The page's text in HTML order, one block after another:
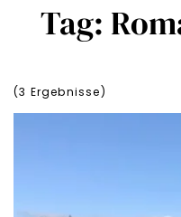
Tag:
(3 Ergebnisse)